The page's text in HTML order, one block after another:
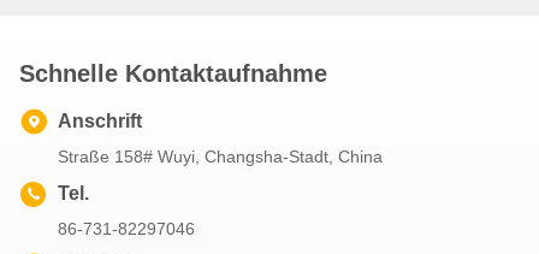
Schnelle Kontaktaufnahme
Anschrift
Straße 158# Wuyi, Changsha-Stadt, China
Tel.
86-731-82297046